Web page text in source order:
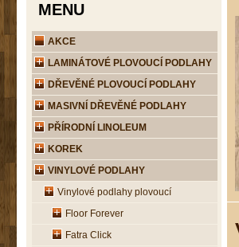
MENU
AKCE
LAMINÁTOVÉ PLOVOUCÍ PODLAHY
DŘEVĚNÉ PLOVOUCÍ PODLAHY
MASIVNÍ DŘEVĚNÉ PODLAHY
PŘÍRODNÍ LINOLEUM
KOREK
VINYLOVÉ PODLAHY
Vinylové podlahy plovoucí
Floor Forever
Fatra Click